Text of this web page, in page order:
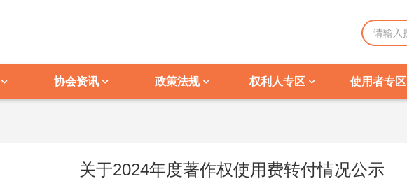
协会资讯 政策法规 权利人专区 使用者专区
关于2024年度著作权使用费转付情况公示